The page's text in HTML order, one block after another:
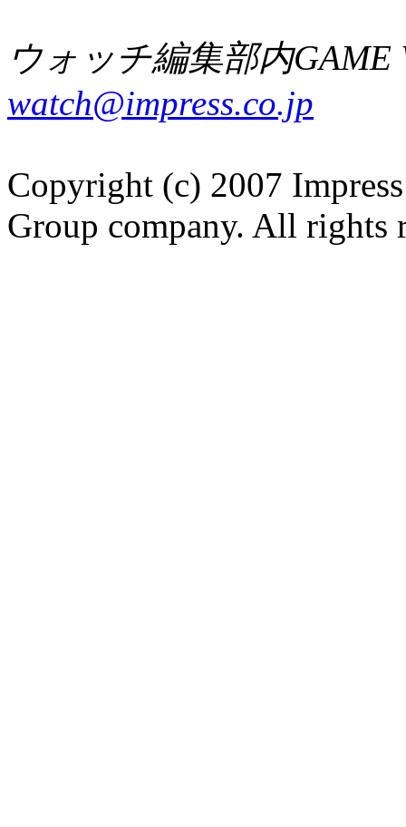
ウォッチ編集部内GAME
watch@impress.co.jp
Copyright (c) 2007
Group company. All rights